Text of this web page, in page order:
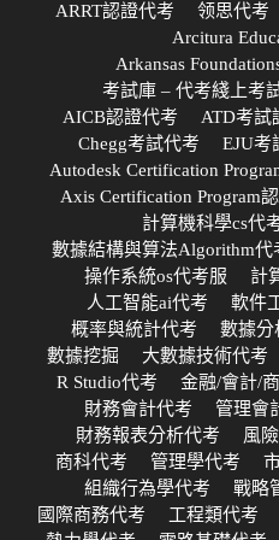
ARRT認證代考
领思代考
Arcitura
Arkansas
考試庫 – 代考綫上考
AICB認證代考
ATD考試
Chegg考試代考
EJU考
Autodesk Certification
Axis Certification Program
計算機科學cs代
數據結構與算法Algorithm代
操作系統os代考服
計
人工智能ai代考
軟件
概率與統計代考
數據分
數據挖掘
大數據技術代考
R Studio代考
金融/會計/
財務會計代考
管理會
財務報表分析代考
風
商科代考
管理學代考
組織行為學代考
戰略
國際商務代考
工程類代考